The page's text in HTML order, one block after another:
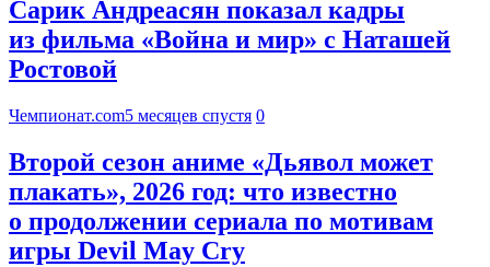
Сарик Андреасян показал кадры
из фильма «Война и мир» с Наташей
Ростовой
Чемпионат.com5 месяцев спустя 0
Второй сезон аниме «Дьявол может
плакать», 2026 год: что известно
о продолжении сериала по мотивам
игры Devil May Cry